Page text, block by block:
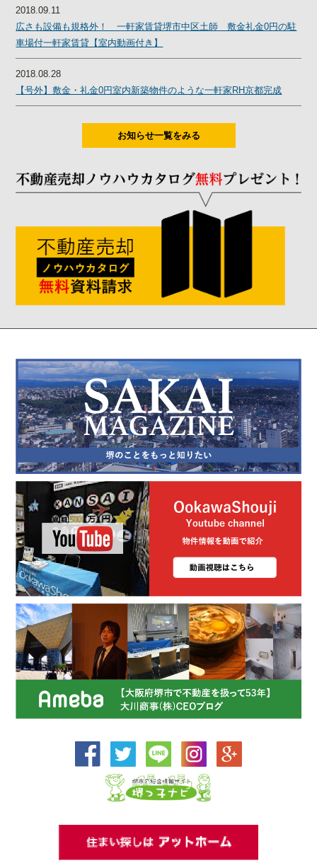
2018.09.11
広さも設備も規格外！ 一軒家賃貸堺市中区土師 敷金礼金0円の駐
車場付一軒家賃貸【室内動画付き】
2018.08.28
【号外】敷金・礼金0円室内新築物件のような一軒家RH京都完成
お知らせ一覧をみる